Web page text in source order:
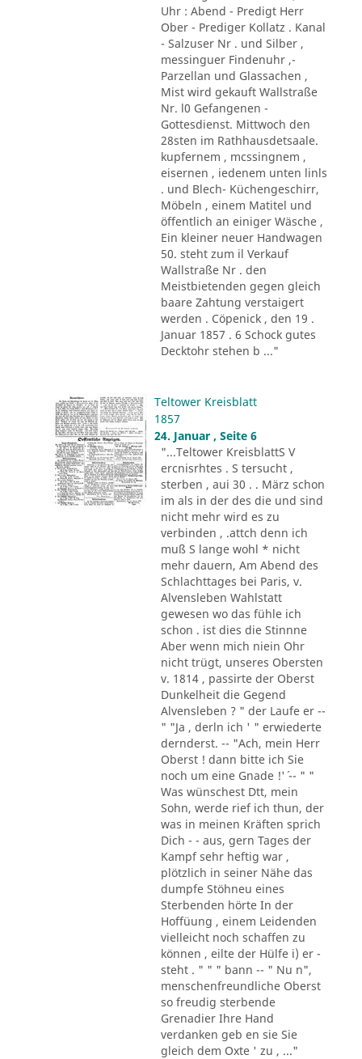
Uhr : Abend - Predigt Herr
Ober - Prediger Kollatz . Kanal
- Salzuser Nr . und Silber ,
messinguer Findenuhr ,-
Parzellan und Glassachen ,
Mist wird gekauft Wallstraße
Nr. l0 Gefangenen -
Gottesdienst. Mittwoch den
28sten im Rathhausdetsaale.
kupfernem , mcssingnem ,
eisernen , iedenem unten linls
. und Blech- Küchengeschirr,
Möbeln , einem Matitel und
öffentlich an einiger Wäsche ,
Ein kleiner neuer Handwagen
50. steht zum il Verkauf
Wallstraße Nr . den
Meistbietenden gegen gleich
baare Zahtung verstaigert
werden . Cöpenick , den 19 .
Januar 1857 . 6 Schock gutes
Decktohr stehen b ..."
Teltower Kreisblatt
1857
24. Januar , Seite 6
"...Teltower KreisblattS V
ercnisrhtes . S tersucht ,
sterben , aui 30 . . März schon
im als in der des die und sind
nicht mehr wird es zu
verbinden , .attch denn ich
muß S lange wohl * nicht
mehr dauern, Am Abend des
Schlachttages bei Paris, v.
Alvensleben Wahlstatt
gewesen wo das fühle ich
schon . ist dies die Stinnne
Aber wenn mich niein Ohr
nicht trügt, unseres Obersten
v. 1814 , passirte der Oberst
Dunkelheit die Gegend
Alvensleben ? " der Laufe er --
" "Ja , derln ich ' " erwiederte
dernderst. -- "Ach, mein Herr
Oberst ! dann bitte ich Sie
noch um eine Gnade !'´ -- " "
Was wünschest Dtt, mein
Sohn, werde rief ich thun, der
was in meinen Kräften sprich
Dich - - aus, gern Tages der
Kampf sehr heftig war ,
plötzlich in seiner Nähe das
dumpfe Stöhneu eines
Sterbenden hörte In der
Hoffüung , einem Leidenden
vielleicht noch schaffen zu
können , eilte der Hülfe i) er -
steht . " " " bann -- " Nu n",
menschenfreundliche Oberst
so freudig sterbende
Grenadier Ihre Hand
verdanken geb en sie Sie
gleich dem Oxte ' zu , ..."